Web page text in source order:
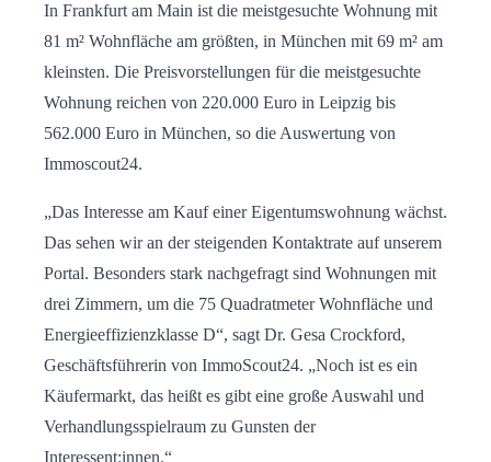
In Frankfurt am Main ist die meistgesuchte Wohnung mit
81 m² Wohnfläche am größten, in München mit 69 m² am
kleinsten. Die Preisvorstellungen für die meistgesuchte
Wohnung reichen von 220.000 Euro in Leipzig bis
562.000 Euro in München, so die Auswertung von
Immoscout24.
„Das Interesse am Kauf einer Eigentumswohnung wächst.
Das sehen wir an der steigenden Kontaktrate auf unserem
Portal. Besonders stark nachgefragt sind Wohnungen mit
drei Zimmern, um die 75 Quadratmeter Wohnfläche und
Energieeffizienzklasse D“, sagt Dr. Gesa Crockford,
Geschäftsführerin von ImmoScout24. „Noch ist es ein
Käufermarkt, das heißt es gibt eine große Auswahl und
Verhandlungsspielraum zu Gunsten der
Interessent:innen.“